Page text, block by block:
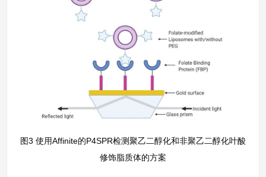
图3 使用Affinite的P4SPR检测聚乙二醇化和非聚乙二醇化叶酸
修饰脂质体的方案